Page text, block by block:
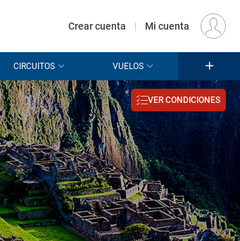
EUR
Crear cuenta | Mi cuenta
CIRCUITOS VUELOS
VER CONDICIONES